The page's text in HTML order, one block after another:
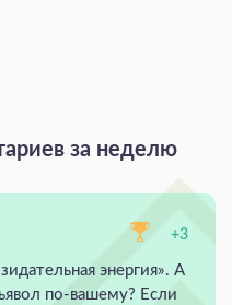
за неделю
+3
энергия». А
по-вашему? Если